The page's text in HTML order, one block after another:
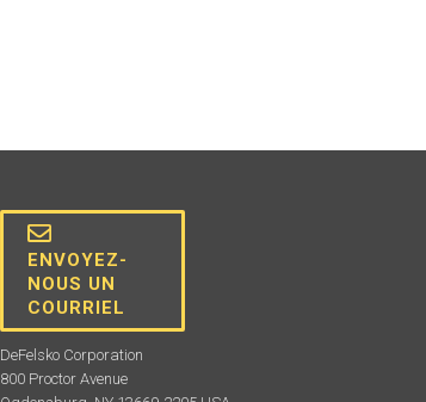
ENVOYEZ-
NOUS UN
COURRIEL
DeFelsko Corporation
800 Proctor Avenue